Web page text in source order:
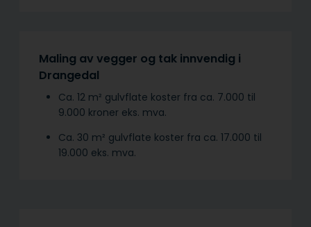
Maling av vegger og tak innvendig i
Drangedal
Ca. 12 m² gulvflate koster fra ca. 7.000 til
9.000 kroner eks. mva.
Ca. 30 m² gulvflate koster fra ca. 17.000 til
19.000 eks. mva.